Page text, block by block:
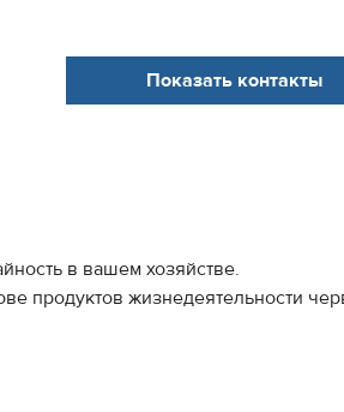
Показать контакты
в вашем хозяйстве.
продуктов жизнедеятельности